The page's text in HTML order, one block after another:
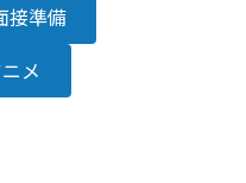
接準備
メ